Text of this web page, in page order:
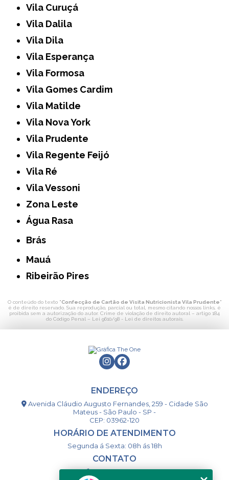
Vila Curuçá
Vila Dalila
Vila Dila
Vila Esperança
Vila Formosa
Vila Gomes Cardim
Vila Matilde
Vila Nova York
Vila Prudente
Vila Regente Feijó
Vila Ré
Vila Vessoni
Zona Leste
Água Rasa
Brás
Mauá
Ribeirão Pires
O conteúdo do texto "Confecção de Cartão de Visita Nutricionista Vila Prudente"
é de direito reservado. Sua reprodução, parcial ou total, mesmo citando nossos links, é
proibida sem a autorização do autor. Crime de violação de direito autoral – artigo 184
do Código Penal – Lei 9610/98 - Lei de direitos autorais.
ENDEREÇO
Avenida Cláudio Augusto Fernandes, 259 - Cidade São
Mateus - São Paulo - SP -
CEP: 03962-120
HORÁRIO DE ATENDIMENTO
Segunda á Sexta: 08h ás 18h
CONTATO
(11) 98994-1867